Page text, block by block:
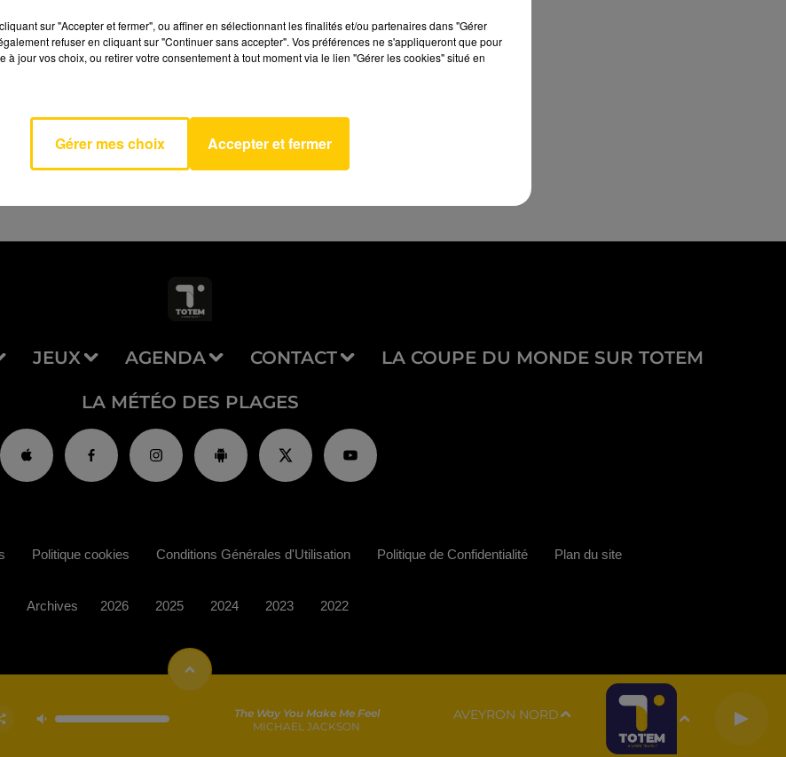
AVEYRON NORD
JEUX AGENDA CONTACT LA COUPE DU MONDE SUR TOTEM
LA MÉTÉO DES PLAGES
The Way You Make Me Feel
MICHAEL JACKSON
AVEYRON NORD
Politique cookies Conditions Générales d'Utilisation Politique de Confidentialité Plan du site
Archives 2026 2025 2024 2023 2022
sur "Accepter et fermer", ou affiner en sélectionnant les finalités et/ou partenaires dans "Gérer
refuser en cliquant sur "Continuer sans accepter". Vos préférences ne s'appliqueront que pour
à jour vos choix, ou retirer votre consentement à tout moment via le lien "Gérer les cookies" situé en
Gérer mes choix Accepter et fermer